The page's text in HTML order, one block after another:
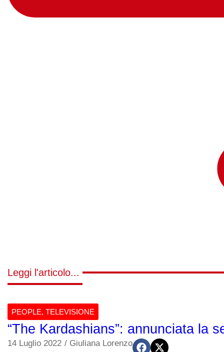
Leggi l'articolo...
PEOPLE, TELEVISIONE
“The Kardashians”: annunciata la
14 Luglio 2022 / Giuliana Lorenzo